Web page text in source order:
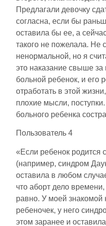
Предлагали девочку
согласна, если бы
оставила бы ее, а
такого не пожелала. Не
ненормальной, но я
это наказание свыше за
больной ребенок, и его
отработать в этой
плохие мысли,
больного ребенка
Пользователь 4
«Если ребенок родится
(например, синдром
оставила в любом
что аборт дело
равно. У моей знакомой
ребеночек, у него
этом заранее и